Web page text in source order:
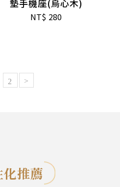
墊手機座(烏心木)
NT$ 280
2 >
化推薦